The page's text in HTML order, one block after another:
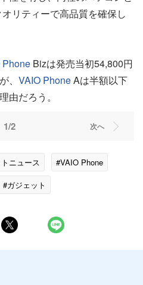
リティーで高品質を確保し
Phone Bizは発売当初54,800円
、 VAIO PhoneAは半額以下
由だろう。
1/2 次へ
ニュース
#VAIO Phone
#ガジェット